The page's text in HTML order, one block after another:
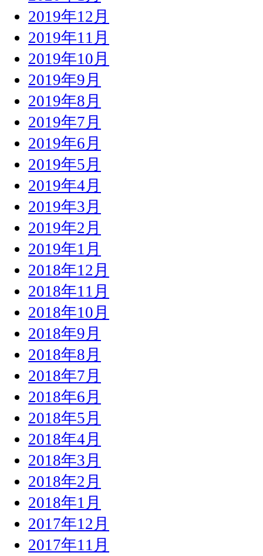
2019年12月
2019年11月
2019年10月
2019年9月
2019年8月
2019年7月
2019年6月
2019年5月
2019年4月
2019年3月
2019年2月
2019年1月
2018年12月
2018年11月
2018年10月
2018年9月
2018年8月
2018年7月
2018年6月
2018年5月
2018年4月
2018年3月
2018年2月
2018年1月
2017年12月
2017年11月